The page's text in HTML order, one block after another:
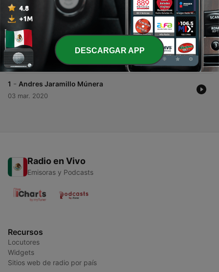
3 -
Andrés Jaramillo Munera: El positivo impacto de
activar la potencia de la mente creadora.
20 mar. 2020
2 - Andrés Jaramillo Munera : La Fuerza del Éxito
11 mar. 2020
1 - Andres Jaramillo Múnera
03 mar. 2020
Radio en Vivo
Emisoras y Podcasts
Recursos
Locutores
Widgets
Sitios web de radio por país
DESCARGAR APP